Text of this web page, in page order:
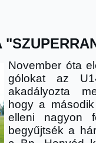
November óta
gólokat az
akadályozta
hogy a
elleni nagyon
begyűjtsék a